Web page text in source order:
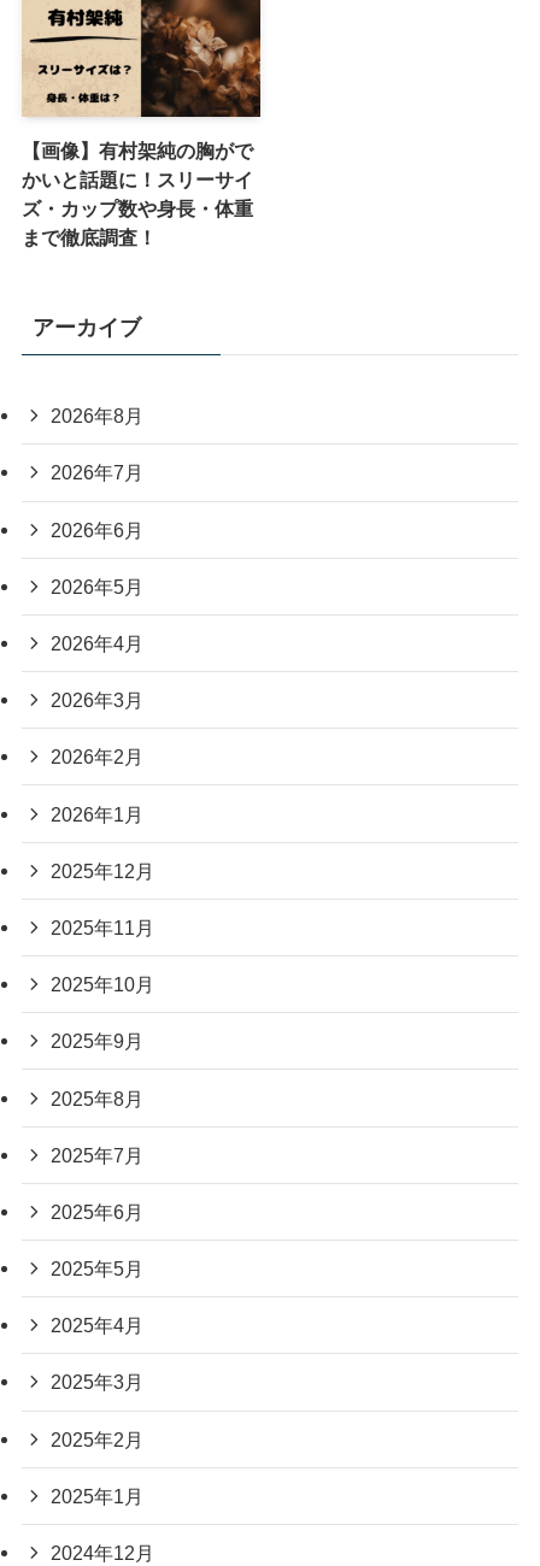
【画像】有村架純の胸がで
かいと話題に！スリーサイ
ズ・カップ数や身長・体重
まで徹底調査！
アーカイブ
2026年8月
2026年7月
2026年6月
2026年5月
2026年4月
2026年3月
2026年2月
2026年1月
2025年12月
2025年11月
2025年10月
2025年9月
2025年8月
2025年7月
2025年6月
2025年5月
2025年4月
2025年3月
2025年2月
2025年1月
2024年12月